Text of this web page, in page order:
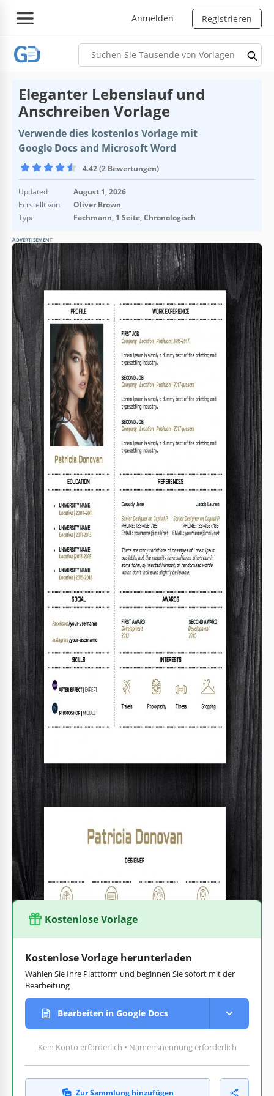
Anmelden Registrieren
Eleganter Lebenslauf und
Anschreiben Vorlage
Verwende dies kostenlos Vorlage mit
Google Docs and Microsoft Word
4.42 (2 Bewertungen)
Updated
August 1, 2026
Ecrstellt von
Oliver Brown
Type
Fachmann, 1 Seite, Chronologisch
ADVERTISEMENT
Vorlagenspezifikationen
Format
Google Docs, Microsoft Word
Erstellt
September 17, 2021
Zuletzt aktualisiert
August 1, 2026
Community
Zu Sammlungen hinzugefügt von 9 Nutzer
Nutzungsstatistiken
0 Downloads in diesem Monat
Hauptmerkmale dieser Vorlage
Design
Fachmann Lebensläufe Vorlagen
Seiten
1 Seite Lebensläufe Vorlagen
Struktur
Chronologisch Lebensläufe Vorlagen
Über diese Vorlage
Verwenden Sie unsere elegante Vorlage für Lebenslauf und
Anschreiben, um eine umfassende Bewerbung für Ihren
nächsten Job einzureichen. Dieses Set von Leerzeichen kann
als Beispiel verwendet oder ausgefüllt werden, um Ihren
Lebenslauf hervorzuheben.
Professionelles Design und Struktur
Das vielseitige Formular ist perfekt für Mitarbeiter in
verschiedenen Branchen. Es ist vertikal in zwei Teile
aufgeteilt und umfasst die folgenden Abschnitte:
Linke Seite:Profilabschnitt mit einem Platzhalter für
Foto, Bildung, soziale Medien und Fähigkeiten details.
Arbeitserfahrungsabschnitt mit Platz für
die drei letzten Positionen und detaillierte
Informationen über sie, Referenzen, Auszeichnungen
und Interessenabschnitte.
Zweiseitige Lebenslaufvorlage
Die zweite Seite enthält einen Platz für Ihre Kontaktdaten
und das Anschreiben. Alles, was Sie tun müssen, ist die
Vorlage im Google Docs- oder Word-Format auszufüllen und
sie online zu senden oder in A4- und US-Briefgröße zu
drucken.
Finden Sie
Lebenslaufvorlagen
für Ihren Beruf auf
TheGoodocs.
Kostenlose Vorlage
Kostenlose Vorlage herunterladen
Wählen Sie Ihre Plattform und beginnen Sie sofort mit der
Bearbeitung
Bearbeiten in Google Docs
Kein Konto erforderlich • Namensnennung erforderlich
Zur Sammlung hinzufügen